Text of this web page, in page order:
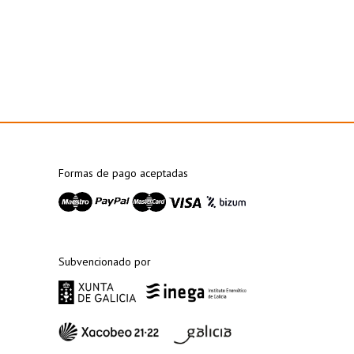
Formas de pago aceptadas
Subvencionado por